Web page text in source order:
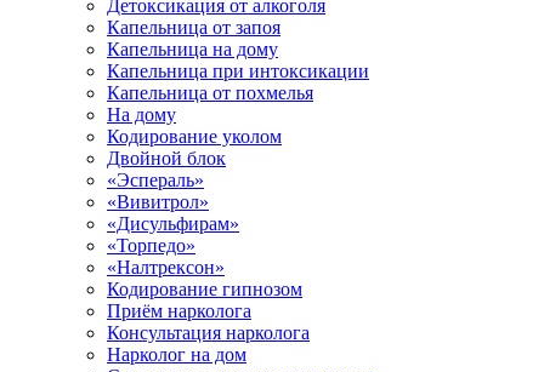
Детоксикация от алкоголя
Капельница от запоя
Капельница на дому
Капельница при интоксикации
Капельница от похмелья
На дому
Кодирование уколом
Двойной блок
«Эспераль»
«Вивитрол»
«Дисульфирам»
«Торпедо»
«Налтрексон»
Кодирование гипнозом
Приём нарколога
Консультация нарколога
Нарколог на дом